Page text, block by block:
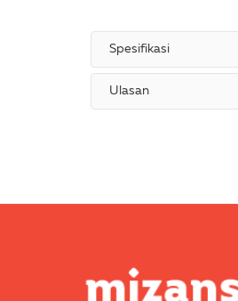
Spesifikasi
Ulasan